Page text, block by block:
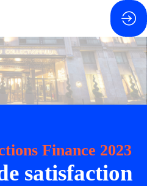
Finance 2023
satisfaction